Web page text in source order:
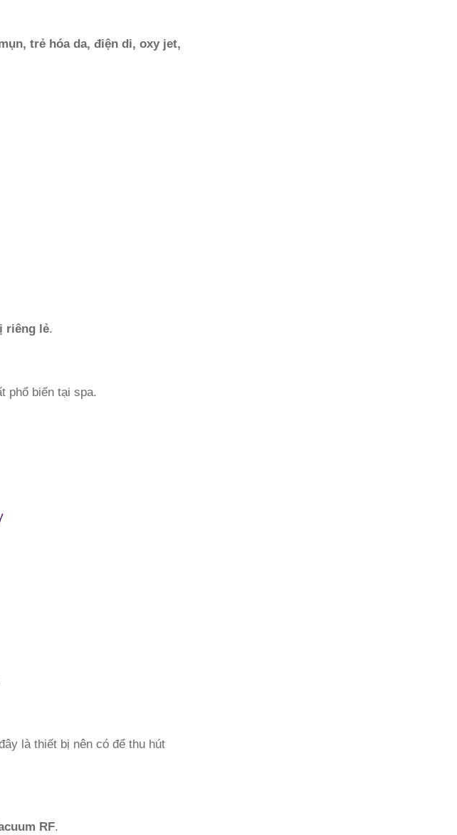
trẻ hóa da, điện di, oxy jet,
riêng lẻ.
phổ biến tại spa.
là thiết bị nên có để thu hút
RF.